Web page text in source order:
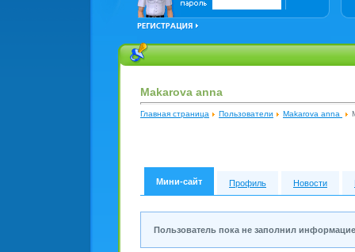
Makarova anna
Главная страница Пользователи Makarova anna
Мини-сайт Профиль Новости
Пользователь пока не заполнил